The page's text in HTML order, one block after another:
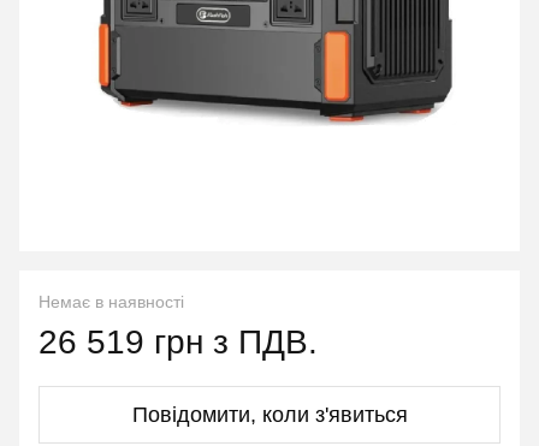
Немає в наявності
26 519 грн з ПДВ.
Повідомити, коли з'явиться